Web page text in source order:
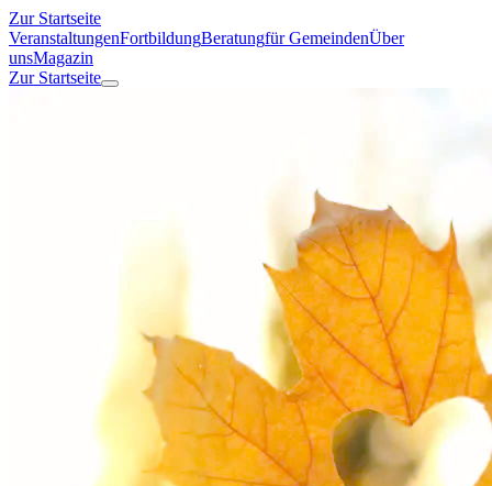
Zur Startseite
VeranstaltungenFortbildungBeratungfür GemeindenÜber
unsMagazin
Zur Startseite